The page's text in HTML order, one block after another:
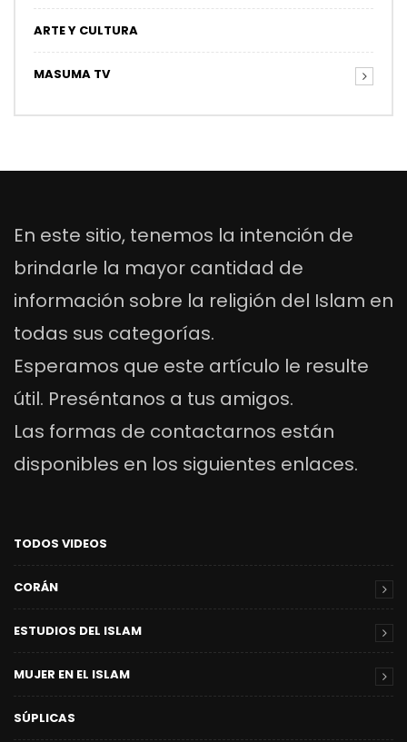
ARTE Y CULTURA
MASUMA TV
En este sitio, tenemos la intención de
brindarle la mayor cantidad de
información sobre la religión del Islam en
todas sus categorías.
Esperamos que este artículo le resulte
útil. Preséntanos a tus amigos.
Las formas de contactarnos están
disponibles en los siguientes enlaces.
TODOS VIDEOS
CORÁN
ESTUDIOS DEL ISLAM
MUJER EN EL ISLAM
SÚPLICAS